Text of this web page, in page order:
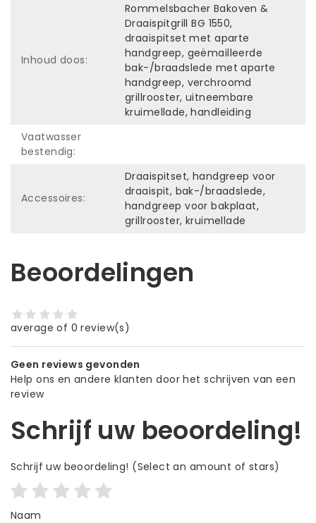
Inhoud doos:
Rommelsbacher Bakoven &
Draaispitgrill BG 1550,
draaispitset met aparte
handgreep, geëmailleerde
bak-/braadslede met aparte
handgreep, verchroomd
grillrooster, uitneembare
kruimellade, handleiding
Vaatwasser
bestendig:
Accessoires:
Draaispitset, handgreep voor
draaispit, bak-/braadslede,
handgreep voor bakplaat,
grillrooster, kruimellade
Beoordelingen
average of 0 review(s)
Geen reviews gevonden
Help ons en andere klanten door het schrijven van een
review
Schrijf uw beoordeling!
Schrijf uw beoordeling! (Select an amount of stars)
Naam